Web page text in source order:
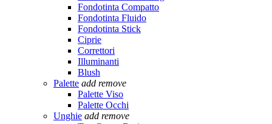
Fondotinta Compatto
Fondotinta Fluido
Fondotinta Stick
Ciprie
Correttori
Illuminanti
Blush
Palette add remove
Palette Viso
Palette Occhi
Unghie add remove